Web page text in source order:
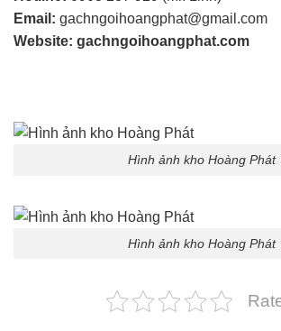
Email: gachngoihoangphat@gmail.com
Website: gachngoihoangphat.com
Hình ảnh kho Hoàng Phát
Hình ảnh kho Hoàng Phát